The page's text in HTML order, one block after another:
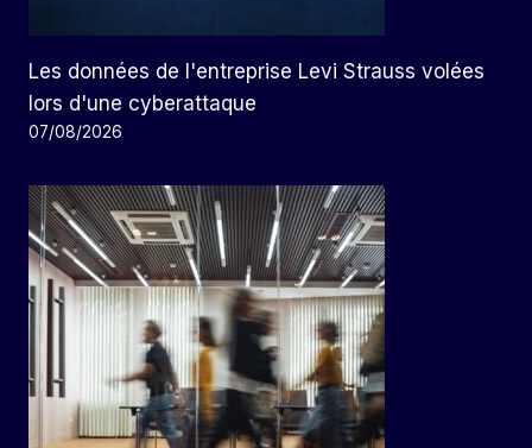
Les données de l'entreprise Levi Strauss volées
lors d'une cyberattaque
07/08/2026